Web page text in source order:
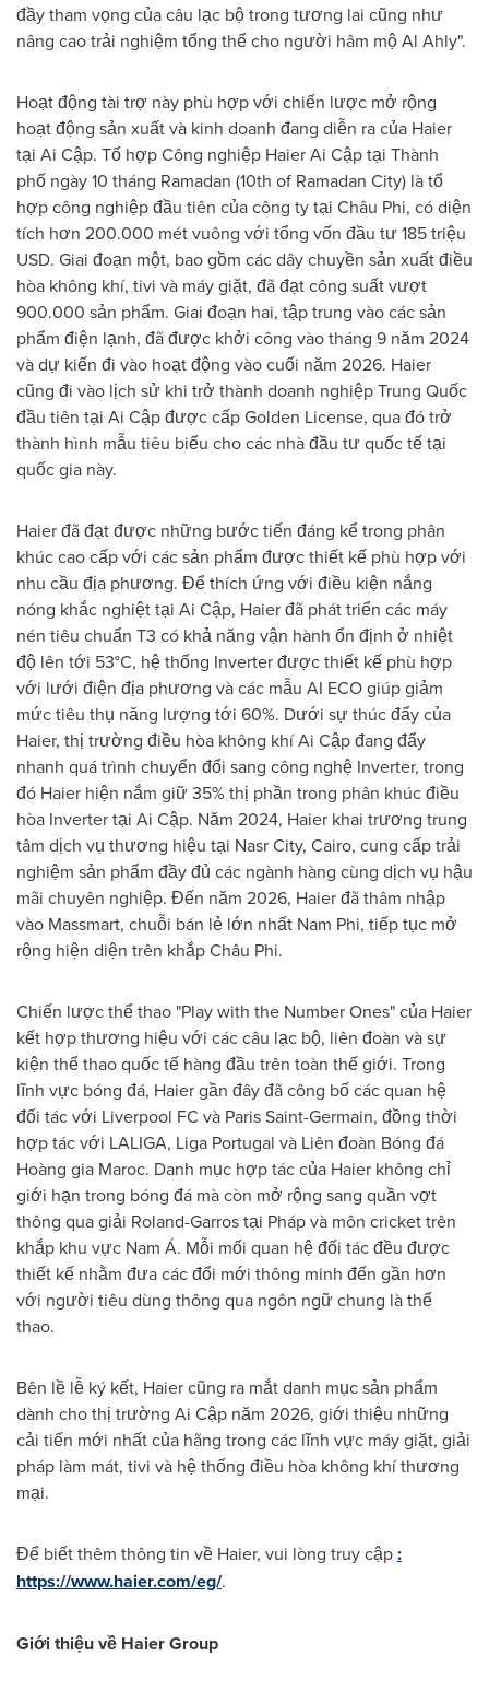
đầy tham vọng của câu lạc bộ trong tương lai cũng như
nâng cao trải nghiệm tổng thể cho người hâm mộ Al Ahly".
Hoạt động tài trợ này phù hợp với chiến lược mở rộng
hoạt động sản xuất và kinh doanh đang diễn ra của Haier
tại Ai Cập. Tổ hợp Công nghiệp Haier Ai Cập tại Thành
phố ngày 10 tháng Ramadan (10th of Ramadan City) là tổ
hợp công nghiệp đầu tiên của công ty tại Châu Phi, có diện
tích hơn 200.000 mét vuông với tổng vốn đầu tư 185 triệu
USD. Giai đoạn một, bao gồm các dây chuyền sản xuất điều
hòa không khí, tivi và máy giặt, đã đạt công suất vượt
900.000 sản phẩm. Giai đoạn hai, tập trung vào các sản
phẩm điện lạnh, đã được khởi công vào tháng 9 năm 2024
và dự kiến đi vào hoạt động vào cuối năm 2026. Haier
cũng đi vào lịch sử khi trở thành doanh nghiệp Trung Quốc
đầu tiên tại Ai Cập được cấp Golden License, qua đó trở
thành hình mẫu tiêu biểu cho các nhà đầu tư quốc tế tại
quốc gia này.
Haier đã đạt được những bước tiến đáng kể trong phân
khúc cao cấp với các sản phẩm được thiết kế phù hợp với
nhu cầu địa phương. Để thích ứng với điều kiện nắng
nóng khắc nghiệt tại Ai Cập, Haier đã phát triển các máy
nén tiêu chuẩn T3 có khả năng vận hành ổn định ở nhiệt
độ lên tới 53°C, hệ thống Inverter được thiết kế phù hợp
với lưới điện địa phương và các mẫu AI ECO giúp giảm
mức tiêu thụ năng lượng tới 60%. Dưới sự thúc đẩy của
Haier, thị trường điều hòa không khí Ai Cập đang đẩy
nhanh quá trình chuyển đổi sang công nghệ Inverter, trong
đó Haier hiện nắm giữ 35% thị phần trong phân khúc điều
hòa Inverter tại Ai Cập. Năm 2024, Haier khai trương trung
tâm dịch vụ thương hiệu tại Nasr City, Cairo, cung cấp trải
nghiệm sản phẩm đầy đủ các ngành hàng cùng dịch vụ hậu
mãi chuyên nghiệp. Đến năm 2026, Haier đã thâm nhập
vào Massmart, chuỗi bán lẻ lớn nhất Nam Phi, tiếp tục mở
rộng hiện diện trên khắp Châu Phi.
Chiến lược thể thao "Play with the Number Ones" của Haier
kết hợp thương hiệu với các câu lạc bộ, liên đoàn và sự
kiện thể thao quốc tế hàng đầu trên toàn thế giới. Trong
lĩnh vực bóng đá, Haier gần đây đã công bố các quan hệ
đối tác với Liverpool FC và Paris Saint-Germain, đồng thời
hợp tác với LALIGA, Liga Portugal và Liên đoàn Bóng đá
Hoàng gia Maroc. Danh mục hợp tác của Haier không chỉ
giới hạn trong bóng đá mà còn mở rộng sang quần vợt
thông qua giải Roland-Garros tại Pháp và môn cricket trên
khắp khu vực Nam Á. Mỗi mối quan hệ đối tác đều được
thiết kế nhằm đưa các đổi mới thông minh đến gần hơn
với người tiêu dùng thông qua ngôn ngữ chung là thể
thao.
Bên lề lễ ký kết, Haier cũng ra mắt danh mục sản phẩm
dành cho thị trường Ai Cập năm 2026, giới thiệu những
cải tiến mới nhất của hãng trong các lĩnh vực máy giặt, giải
pháp làm mát, tivi và hệ thống điều hòa không khí thương
mại.
Để biết thêm thông tin về Haier, vui lòng truy cập:
https://www.haier.com/eg/.
Giới thiệu về Haier Group